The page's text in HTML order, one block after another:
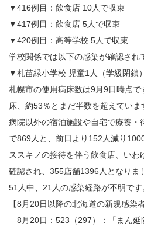
▼416例目：飲食店 10人で収束
▼417例目：飲食店 5人で収束
▼420例目：高等学校 5人で収束
学校関係では以下の感染が確認され
▼札苗緑小学校 児童1人（学級閉鎖）
札幌市の使用病床数は9月9日時点
床、約53％とまだ半数を超えていま
病院以外の宿泊施設や自宅で療養・
で869人と、前日より152人減り
ススキノの接待を伴う飲食店、いわ
確認され、355店舗1396人となりま
51人中、21人の感染経路が不明です
【8月20日以降の北海道の新規感染
8月20日：523（297）：「まん延